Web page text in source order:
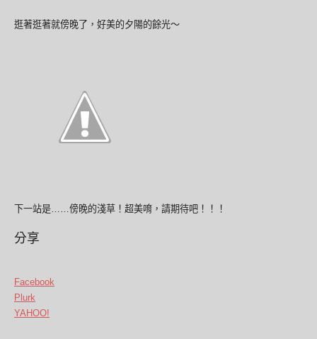
逛著逛著就傍晚了，好美的夕陽的餘光～
下一站是……傍晚的淺草！超美唷，請期待吧！！！
分享
Facebook
Plurk
YAHOO!